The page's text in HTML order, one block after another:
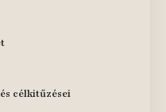
célkitűzései